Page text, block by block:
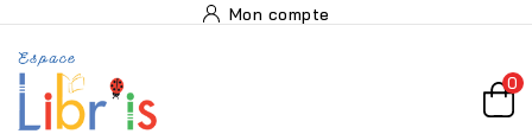
Mon compte
0